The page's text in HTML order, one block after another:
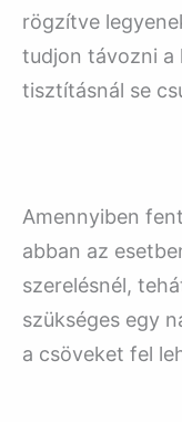
rögzítve
tudjon távozni a
tisztításnál se
Amennyiben
abban az
szerelésnél,
szükséges egy
a csöveket fel